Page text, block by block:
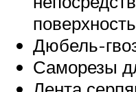
Дюбель-
Саморезы